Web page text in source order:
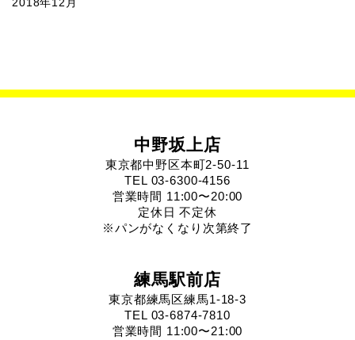
2018年12月
中野坂上店
東京都中野区本町2-50-11
TEL 03-6300-4156
営業時間 11:00〜20:00
定休日 不定休
※パンがなくなり次第終了
練馬駅前店
東京都練馬区練馬1-18-3
TEL 03-6874-7810
営業時間 11:00〜21:00